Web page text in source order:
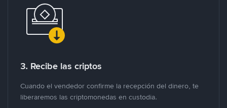
3. Recibe las criptos
Cuando el vendedor confirme la recepción del dinero, te
liberaremos las criptomonedas en custodia.